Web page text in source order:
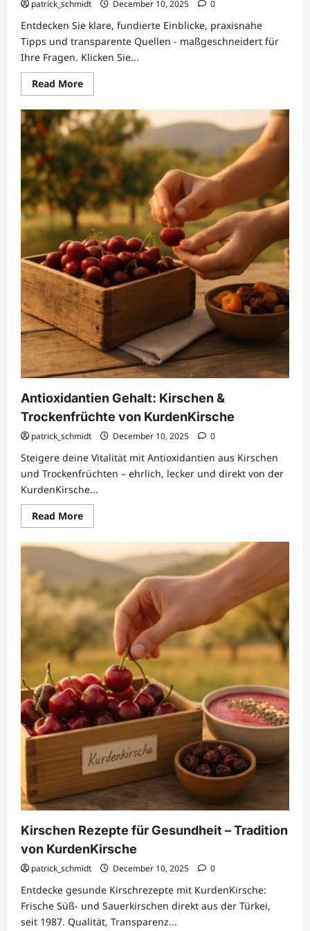
patrick_schmidt December 10, 2025 0
Entdecken Sie klare, fundierte Einblicke, praxisnahe
Tipps und transparente Quellen - maßgeschneidert für
Ihre Fragen. Klicken Sie...
Read MoreRead
more
Beschaffung
&
Vertrieb:
KurdenKirsche
–
Kirschen
&
Trockenfrüchte
Antioxidantien Gehalt: Kirschen &
Trockenfrüchte von KurdenKirsche
patrick_schmidt December 10, 2025 0
Steigere deine Vitalität mit Antioxidantien aus Kirschen
und Trockenfrüchten – ehrlich, lecker und direkt von der
KurdenKirsche...
Read MoreRead
more
Antioxidantien
Gehalt:
Kirschen
Trockenfrüchte
von
KurdenKirsche
Kirschen Rezepte für Gesundheit – Tradition
von KurdenKirsche
patrick_schmidt December 10, 2025 0
Entdecke gesunde Kirschrezepte mit KurdenKirsche:
Frische Süß- und Sauerkirschen direkt aus der Türkei,
seit 1987. Qualität, Transparenz...